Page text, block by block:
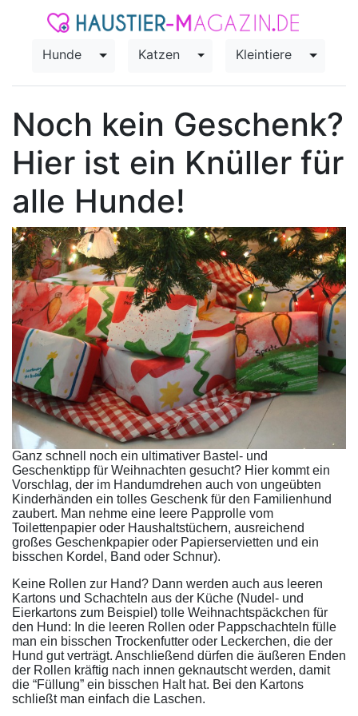
Hunde Toggle Dropdown
Katzen Toggle Dropdown
Kleintiere Toggle
Noch kein Geschenk?
Hier ist ein Knüller für
alle Hunde!
Ganz schnell noch ein ultimativer Bastel- und
Geschenktipp für Weihnachten gesucht? Hier kommt ein
Vorschlag, der im Handumdrehen auch von ungeübten
Kinderhänden ein tolles Geschenk für den Familienhund
zaubert. Man nehme eine leere Papprolle vom
Toilettenpapier oder Haushaltstüchern, ausreichend
großes Geschenkpapier oder Papierservietten und ein
bisschen Kordel, Band oder Schnur).
Keine Rollen zur Hand? Dann werden auch aus leeren
Kartons und Schachteln aus der Küche (Nudel- und
Eierkartons zum Beispiel) tolle Weihnachtspäckchen für
den Hund: In die leeren Rollen oder Pappschachteln fülle
man ein bisschen Trockenfutter oder Leckerchen, die der
Hund gut verträgt. Anschließend dürfen die äußeren Enden
der Rollen kräftig nach innen geknautscht werden, damit
die “Füllung” ein bisschen Halt hat. Bei den Kartons
schließt man einfach die Laschen.